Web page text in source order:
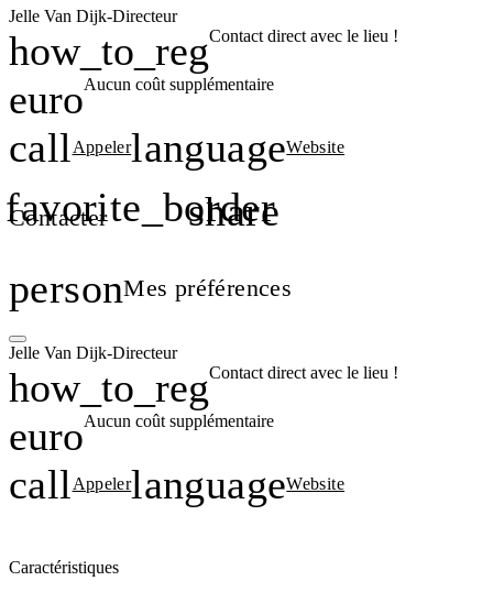
Jelle Van Dijk-Directeur
how_to_regContact direct avec le lieu !
euroAucun coût supplémentaire
callAppelerlanguageWebsite
Contacter
favorite_border
share
person
, Mes préférences
Jelle Van Dijk-Directeur
how_to_regContact direct avec le lieu !
euroAucun coût supplémentaire
callAppelerlanguageWebsite
Caractéristiques